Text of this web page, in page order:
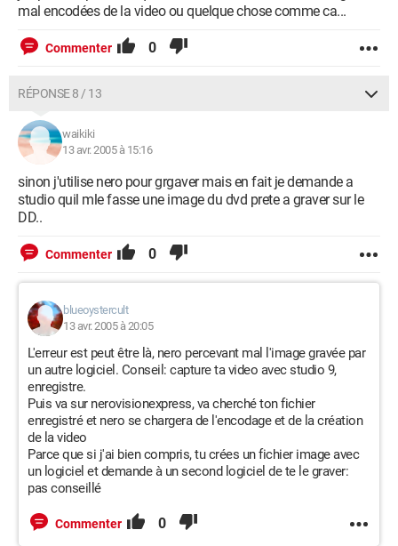
mal encodées de la video ou quelque chose comme ca...
Commenter 0
RÉPONSE 8 / 13
waikiki
13 avr. 2005 à 15:16
sinon j'utilise nero pour grgaver mais en fait je demande a
studio quil mle fasse une image du dvd prete a graver sur le
DD..
Commenter 0
blueoystercult
13 avr. 2005 à 20:05
L'erreur est peut être là, nero percevant mal l'image gravée par
un autre logiciel. Conseil: capture ta video avec studio 9,
enregistre.
Puis va sur nerovisionexpress, va cherché ton fichier
enregistré et nero se chargera de l'encodage et de la création
de la video
Parce que si j'ai bien compris, tu crées un fichier image avec
un logiciel et demande à un second logiciel de te le graver:
pas conseillé
Commenter 0